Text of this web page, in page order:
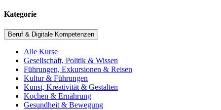
Kategorie
Beruf & Digitale Kompetenzen
Alle Kurse
Gesellschaft, Politik & Wissen
Führungen, Exkursionen & Reisen
Kultur & Führungen
Kunst, Kreativität & Gestalten
Kochen & Ernährung
Gesundheit & Bewegung